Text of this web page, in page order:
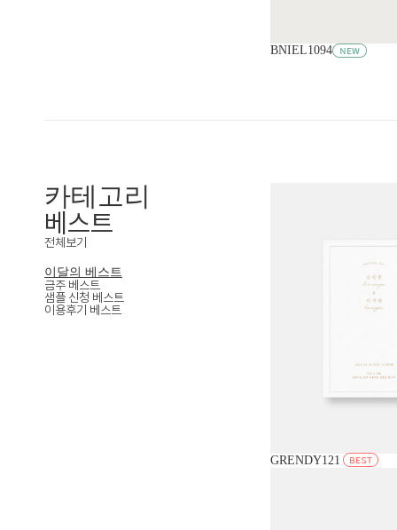
BNIEL1094
카테고리
베스트
전체보기
이달의 베스트
금주 베스트
샘플 신청 베스트
이용후기 베스트
GRENDY121